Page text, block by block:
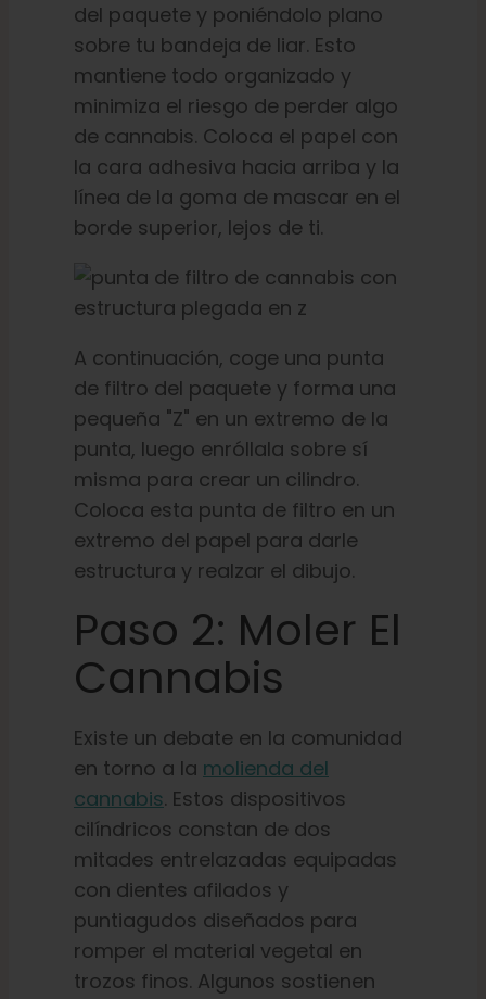
del paquete y poniéndolo plano
sobre tu bandeja de liar. Esto
mantiene todo organizado y
minimiza el riesgo de perder algo
de cannabis. Coloca el papel con
la cara adhesiva hacia arriba y la
línea de la goma de mascar en el
borde superior, lejos de ti.
A continuación, coge una punta
de filtro del paquete y forma una
pequeña "Z" en un extremo de la
punta, luego enróllala sobre sí
misma para crear un cilindro.
Coloca esta punta de filtro en un
extremo del papel para darle
estructura y realzar el dibujo.
Paso 2: Moler El
Cannabis
Existe un debate en la comunidad
en torno a la molienda del
cannabis. Estos dispositivos
cilíndricos constan de dos
mitades entrelazadas equipadas
con dientes afilados y
puntiagudos diseñados para
romper el material vegetal en
trozos finos. Algunos sostienen